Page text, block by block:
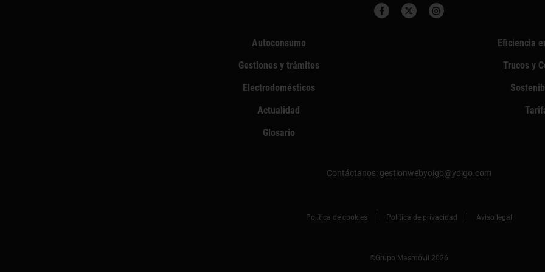
Autoconsumo
Eficiencia
Gestiones y trámites
Trucos y
Electrodomésticos
Actualidad
Glosario
Contáctanos: gestionwebyoigo@yoigo.com
Política de cookies Política de privacidad Aviso legal
©Grupo Masmóvil 2026